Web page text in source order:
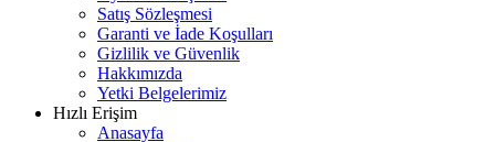
Satış Sözleşmesi
Garanti ve İade Koşulları
Gizlilik ve Güvenlik
Hakkımızda
Yetki Belgelerimiz
Hızlı Erişim
Anasayfa